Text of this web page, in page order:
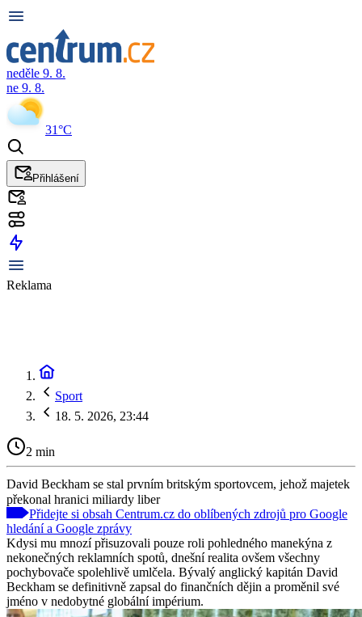
neděle 9. 8.
ne 9. 8.
31°C
Přihlášení
Reklama
Sport
18. 5. 2026, 23:44
2 min
David Beckham se stal prvním britským sportovcem, jehož majetek
překonal hranici miliardy liber
Přidejte si obsah Centrum.cz do oblíbených zdrojů pro Google
hledání a Google zprávy
Kdysi mu mnozí přisuzovali pouze roli pohledného manekýna z
nekonečných reklamních spotů, dnešní realita ovšem všechny
pochybovače spolehlivě umlčela. Bývalý anglický kapitán David
Beckham se definitivně zapsal do finančních dějin a proměnil své
jméno v nedobytné globální impérium.